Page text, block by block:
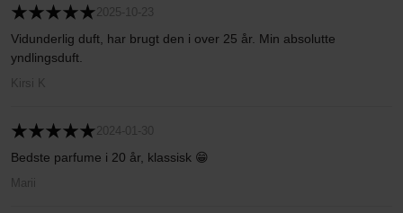
2025-10-23
Vidunderlig duft, har brugt den i over 25 år. Min absolutte
yndlingsduft.
Kirsi K
2024-01-30
Bedste parfume i 20 år, klassisk 😁
Marii